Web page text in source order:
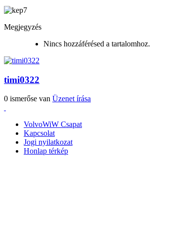
Megjegyzés
Nincs hozzáférésed a tartalomhoz.
timi0322
0 ismerőse van Üzenet írása
VolvoWiW Csapat
Kapcsolat
Jogi nyilatkozat
Honlap térkép